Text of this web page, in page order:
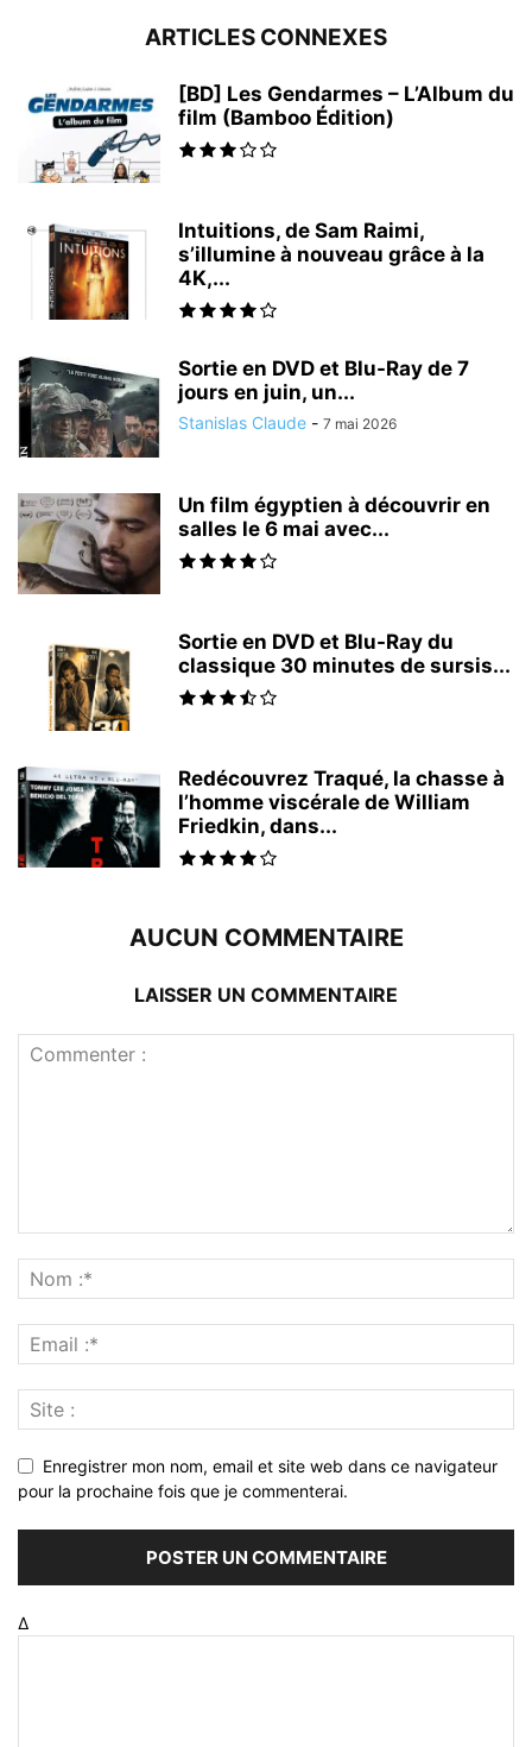
ARTICLES CONNEXES
[BD] Les Gendarmes – L’Album du
film (Bamboo Édition)
Intuitions, de Sam Raimi,
s’illumine à nouveau grâce à la
4K,...
Sortie en DVD et Blu-Ray de 7
jours en juin, un...
Stanislas Claude - 7 mai 2026
Un film égyptien à découvrir en
salles le 6 mai avec...
Sortie en DVD et Blu-Ray du
classique 30 minutes de sursis...
Redécouvrez Traqué, la chasse à
l’homme viscérale de William
Friedkin, dans...
AUCUN COMMENTAIRE
LAISSER UN COMMENTAIRE
Enregistrer mon nom, email et site web dans ce navigateur
pour la prochaine fois que je commenterai.
Δ